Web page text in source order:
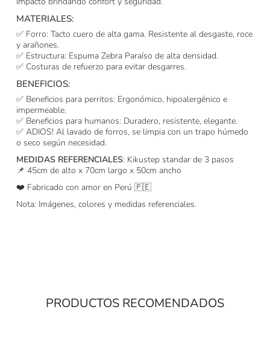
MATERIALES:
✅ Forro: Tacto cuero de alta gama. Resistente al desgaste, roce
y arañones.
✅ Estructura: Espuma Zebra Paraíso de alta densidad.
✅ Costuras de refuerzo para evitar desgarres.
BENEFICIOS:
✅ Beneficios para perritos: Ergonómico, hipoalergénico e
impermeable.
✅ Beneficios para humanos: Duradero, resistente, elegante.
✅ ADIOS! Al lavado de forros, se limpia con un trapo húmedo
o seco según necesidad.
MEDIDAS REFERENCIALES: Kikustep standar de 3 pasos
📌 45cm de alto x 70cm largo x 50cm ancho
❤️ Fabricado con amor en Perú 🇵🇪
Nota: Imágenes, colores y medidas referenciales.
PRODUCTOS RECOMENDADOS